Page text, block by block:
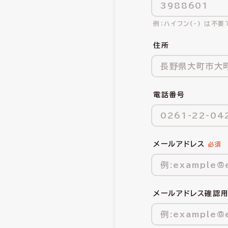
ハイフン(-) は不要
住所
電話番号
メールアドレス
メールアドレス確認